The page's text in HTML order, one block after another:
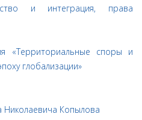
и интеграция, права
«Территориальные споры и
глобализации»
Копылова